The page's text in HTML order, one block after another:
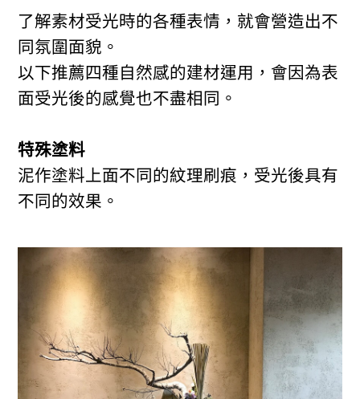
了解素材受光時的各種表情，就會營造出不
同氛圍面貌。
以下推薦四種自然感的建材運用，會因為表
面受光後的感覺也不盡相同。
特殊塗料
泥作塗料上面不同的紋理刷痕，受光後具有
不同的效果。